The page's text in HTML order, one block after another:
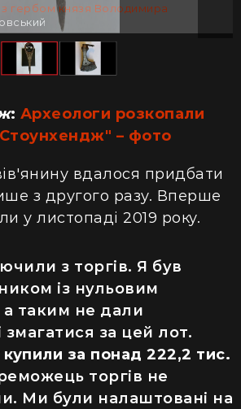
з гербом князя Володимира
: Археологи розкопали
– фото
вдалося придбати
з другого разу. Вперше
у листопаді 2019 року.
з торгів. Я був
із нульовим
таким не дали
за цей лот.
купили за понад 222,2 тис.
торгів не
Ми були налаштовані на